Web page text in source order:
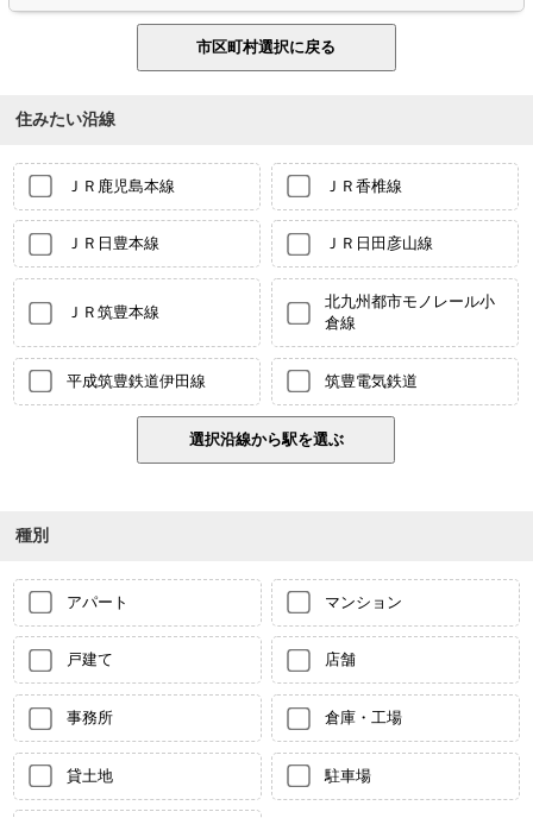
住みたい沿線
ＪＲ鹿児島本線 ＪＲ香椎線
ＪＲ日豊本線 ＪＲ日田彦山線
ＪＲ筑豊本線
北九州都市モノレール小
倉線
平成筑豊鉄道伊田線 筑豊電気鉄道
種別
アパート マンション
戸建て 店舗
事務所 倉庫・工場
貸土地 駐車場